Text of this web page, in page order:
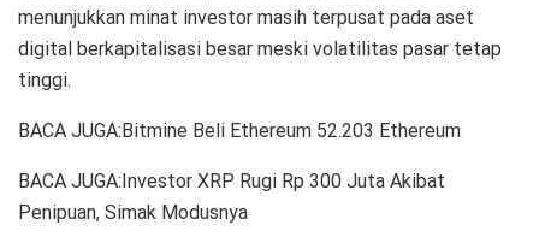
menunjukkan minat investor masih terpusat pada aset
digital berkapitalisasi besar meski volatilitas pasar tetap
tinggi.
BACA JUGA:Bitmine Beli Ethereum 52.203 Ethereum
BACA JUGA:Investor XRP Rugi Rp 300 Juta Akibat
Penipuan, Simak Modusnya